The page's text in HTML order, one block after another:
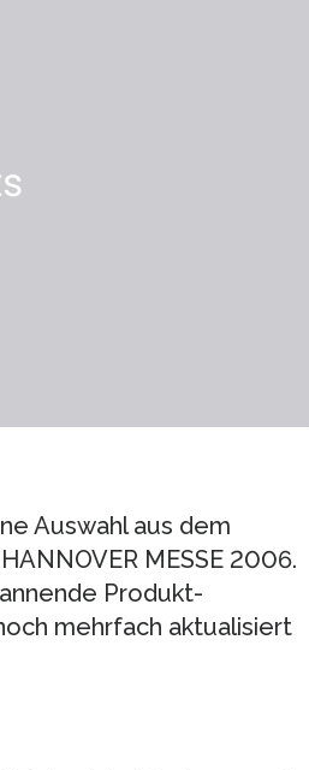
Auswahl aus dem
MESSE 2006.
Produkt-
mehrfach aktualisiert